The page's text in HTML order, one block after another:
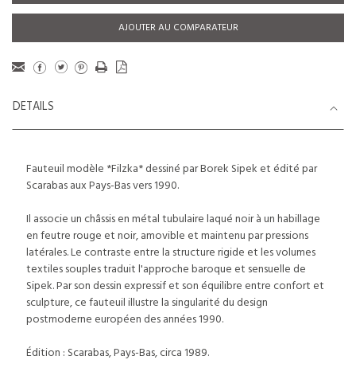
AJOUTER AU COMPARATEUR
DETAILS
Fauteuil modèle *Filzka* dessiné par Borek Sipek et édité par
Scarabas aux Pays-Bas vers 1990.
Il associe un châssis en métal tubulaire laqué noir à un habillage
en feutre rouge et noir, amovible et maintenu par pressions
latérales. Le contraste entre la structure rigide et les volumes
textiles souples traduit l'approche baroque et sensuelle de
Sipek. Par son dessin expressif et son équilibre entre confort et
sculpture, ce fauteuil illustre la singularité du design
postmoderne européen des années 1990.
Édition : Scarabas, Pays-Bas, circa 1989.